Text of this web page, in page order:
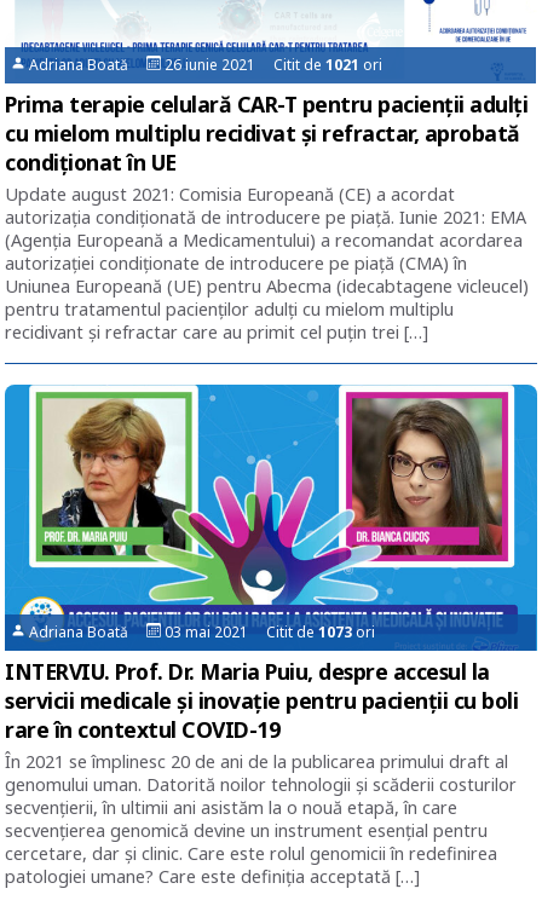
Adriana Boată 26 iunie 2021 Citit de 1021 ori
Prima terapie celulară CAR-T pentru pacienții adulți
cu mielom multiplu recidivat și refractar, aprobată
condiționat în UE
Update august 2021: Comisia Europeană (CE) a acordat
autorizația condiționată de introducere pe piață. Iunie 2021: EMA
(Agenția Europeană a Medicamentului) a recomandat acordarea
autorizației condiționate de introducere pe piață (CMA) în
Uniunea Europeană (UE) pentru Abecma (idecabtagene vicleucel)
pentru tratamentul pacienților adulți cu mielom multiplu
recidivant și refractar care au primit cel puțin trei […]
Adriana Boată 03 mai 2021 Citit de1073ori
INTERVIU. Prof. Dr. Maria Puiu, despre accesul la
servicii medicale și inovație pentru pacienții cu boli
rare în contextul COVID-19
În 2021 se împlinesc 20 de ani de la publicarea primului draft al
genomului uman. Datorită noilor tehnologii și scăderii costurilor
secvențierii, în ultimii ani asistăm la o nouă etapă, în care
secvențierea genomică devine un instrument esențial pentru
cercetare, dar și clinic. Care este rolul genomicii în redefinirea
patologiei umane? Care este definiția acceptată […]